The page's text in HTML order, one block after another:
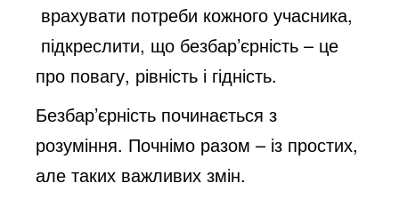
врахувати потреби кожного учасника,
підкреслити, що безбар’єрність – це
про повагу, рівність і гідність.
Безбар’єрність починається з
розуміння. Почнімо разом – із простих,
але таких важливих змін.